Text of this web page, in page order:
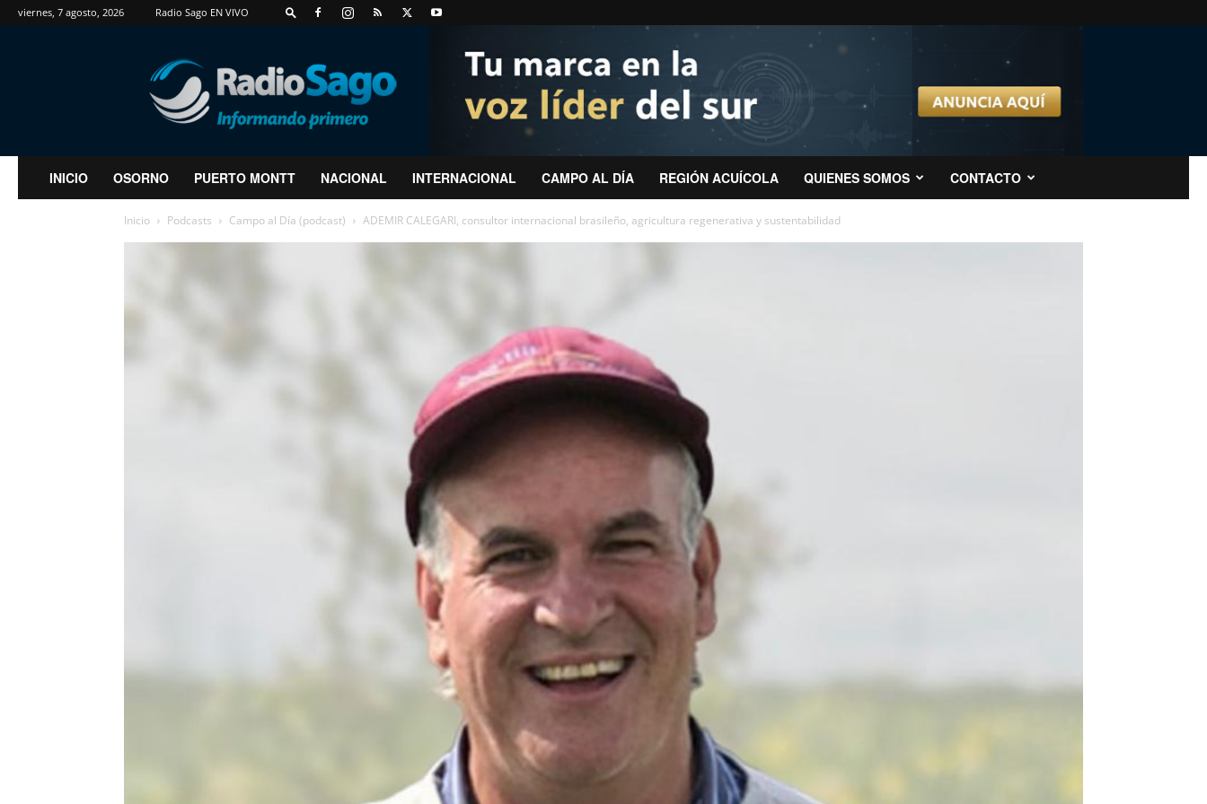
viernes, 7 agosto, 2026 Radio Sago EN VIVO
RadioSago
INICIO OSORNO PUERTO MONTT NACIONAL INTERNACIONAL CAMPO AL DÍA REGIÓN ACUÍCOLA QUIENES SOMOS CONTACTO
Inicio Podcasts Campo al Día (podcast) ADEMIR CALEGARI, consultor internacional brasileño, agricultura regenerativa y sustentabilidad